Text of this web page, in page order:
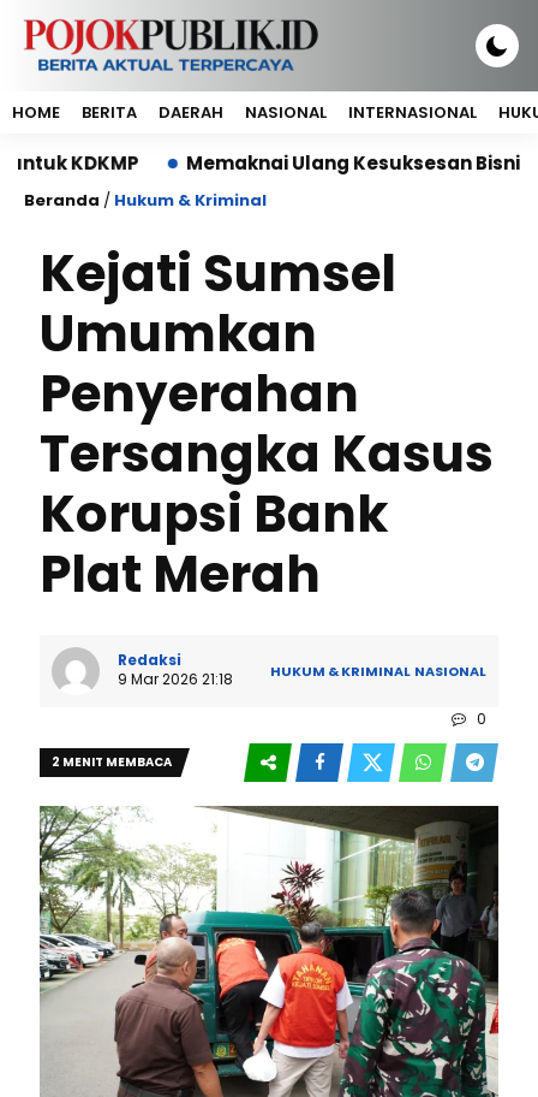
HOME BERITA DAERAH NASIONAL INTERNASIONAL
Memaknai Ulang Kesuksesan Bisnis:
Beranda / Hukum & Kriminal
Kejati Sumsel
Umumkan
Penyerahan
Tersangka Kasus
Korupsi Bank
Plat Merah
Redaksi
9 Mar 2026 21:18
HUKUM & KRIMINAL NASIONAL
0
2 MENIT MEMBACA